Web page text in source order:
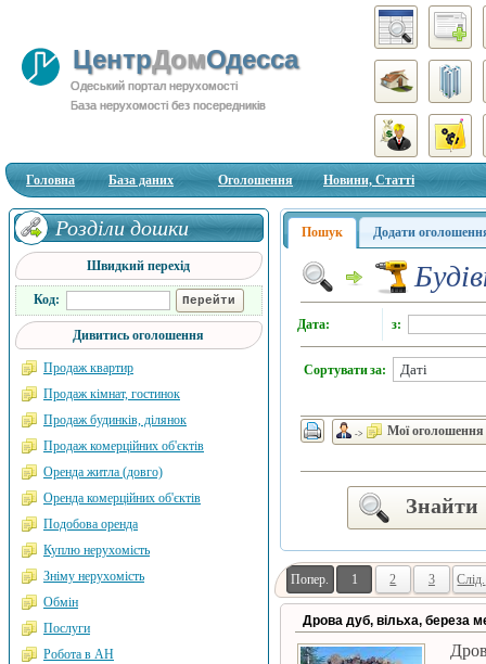
ЦентрДомОдесса
Одеський портал нерухомості
База нерухомості без посередників
Головна База даних Оголошення Новини, Статті
Пошук Додати
Дата: з:
Сортувати за:
-> Мої оголошення
Знайти
Попер. 1 2 3 Слід.
Дрова дуб, вільха, береза
Розділи дошки
Швидкий перехід
Код:
Дивитись оголошення
Продаж квартир
Продаж кімнат, гостинок
Продаж будинків, ділянок
Продаж комерційних об'єктів
Оренда житла (довго)
Оренда комерційних об'єктів
Подобова оренда
Куплю нерухомість
Зніму нерухомість
Обмін
Послуги
Робота в АН